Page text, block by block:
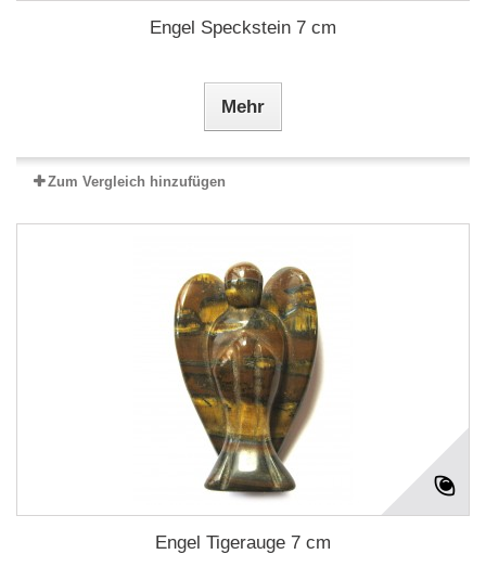
Engel Speckstein 7 cm
Mehr
Zum Vergleich hinzufügen
Engel Tigerauge 7 cm